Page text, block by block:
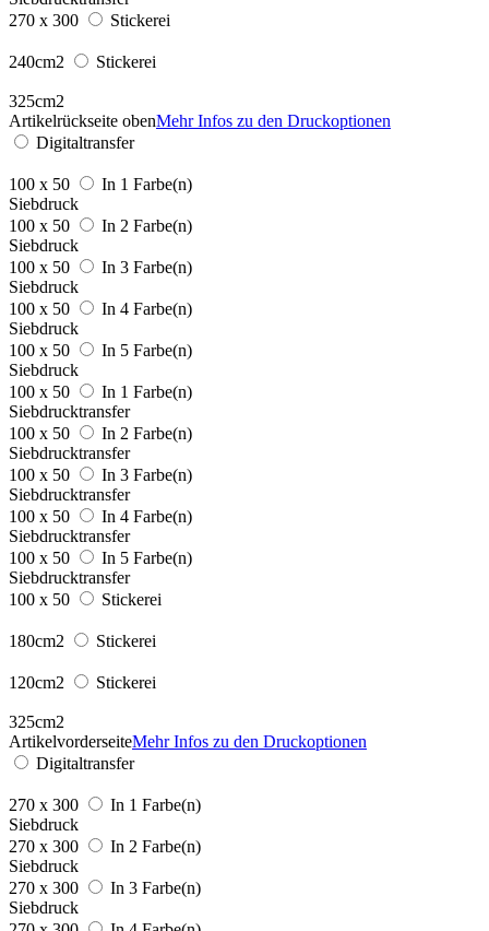
270 x 300
Stickerei
240cm2 Stickerei
325cm2
Artikelrückseite obenMehr Infos zu den Druckoptionen
Digitaltransfer
100 x 50
In 1 Farbe(n)
Siebdruck
100 x 50
In 2 Farbe(n)
Siebdruck
100 x 50
In 3 Farbe(n)
Siebdruck
100 x 50
In 4 Farbe(n)
Siebdruck
100 x 50
In 5 Farbe(n)
Siebdruck
100 x 50
In 1 Farbe(n)
Siebdrucktransfer
100 x 50
In 2 Farbe(n)
Siebdrucktransfer
100 x 50
In 3 Farbe(n)
Siebdrucktransfer
100 x 50
In 4 Farbe(n)
Siebdrucktransfer
100 x 50
In 5 Farbe(n)
Siebdrucktransfer
100 x 50
Stickerei
180cm2 Stickerei
120cm2 Stickerei
325cm2
ArtikelvorderseiteMehr Infos zu den Druckoptionen
Digitaltransfer
270 x 300
In 1 Farbe(n)
Siebdruck
270 x 300
In 2 Farbe(n)
Siebdruck
270 x 300
In 3 Farbe(n)
Siebdruck